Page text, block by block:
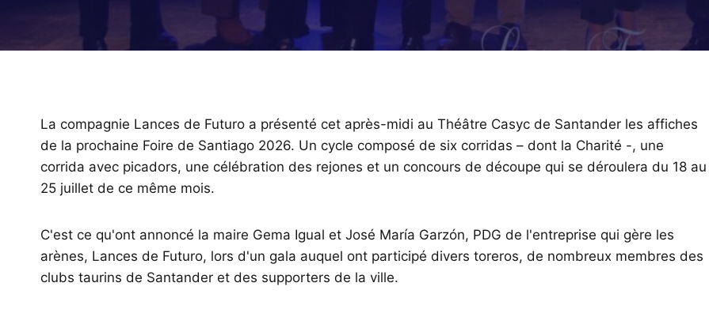
La compagnie Lances de Futuro a présenté cet après-midi au Théâtre Casyc de Santander les affiches
de la prochaine Foire de Santiago 2026. Un cycle composé de six corridas – dont la Charité -, une
corrida avec picadors, une célébration des rejones et un concours de découpe qui se déroulera du 18 au
25 juillet de ce même mois.
C'est ce qu'ont annoncé la maire Gema Igual et José María Garzón, PDG de l'entreprise qui gère les
arènes, Lances de Futuro, lors d'un gala auquel ont participé divers toreros, de nombreux membres des
clubs taurins de Santander et des supporters de la ville.